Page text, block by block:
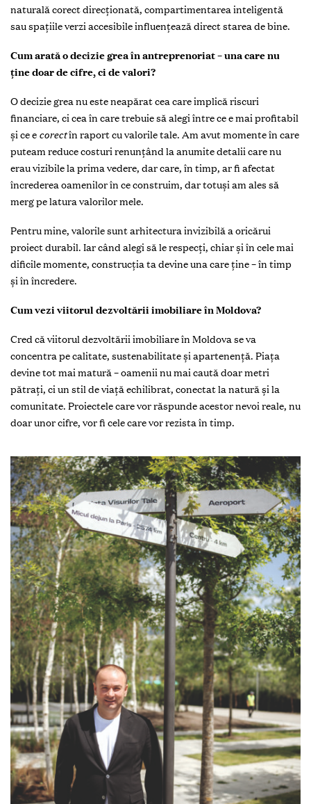
naturală corect direcționată, compartimentarea inteligentă
sau spațiile verzi accesibile influențează direct starea de bine.
Cum arată o decizie grea în antreprenoriat – una care nu
ține doar de cifre, ci de valori?
O decizie grea nu este neapărat cea care implică riscuri
financiare, ci cea în care trebuie să alegi între ce e mai profitabil
și ce e corectîn raport cu valorile tale. Am avut momente în care
puteam reduce costuri renunțând la anumite detalii care nu
erau vizibile la prima vedere, dar care, în timp, ar fi afectat
încrederea oamenilor în ce construim, dar totuși am ales să
merg pe latura valorilor mele.
Pentru mine, valorile sunt arhitectura invizibilă a oricărui
proiect durabil. Iar când alegi să le respecți, chiar și în cele mai
dificile momente, construcția ta devine una care ține – în timp
și în încredere.
Cum vezi viitorul dezvoltării imobiliare în Moldova?
Cred că viitorul dezvoltării imobiliare în Moldova se va
concentra pe calitate, sustenabilitate și apartenență. Piața
devine tot mai matură – oamenii nu mai caută doar metri
pătrați, ci un stil de viață echilibrat, conectat la natură și la
comunitate. Proiectele care vor răspunde acestor nevoi reale, nu
doar unor cifre, vor fi cele care vor rezista în timp.